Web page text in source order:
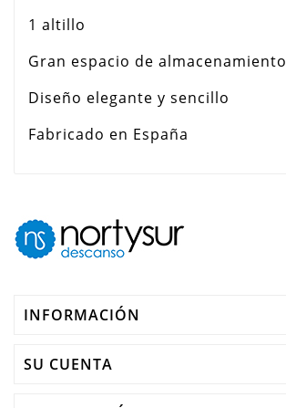
1 altillo
Gran espacio de almacenamiento
Diseño elegante y sencillo
Fabricado en España
INFORMACIÓN
SU CUENTA